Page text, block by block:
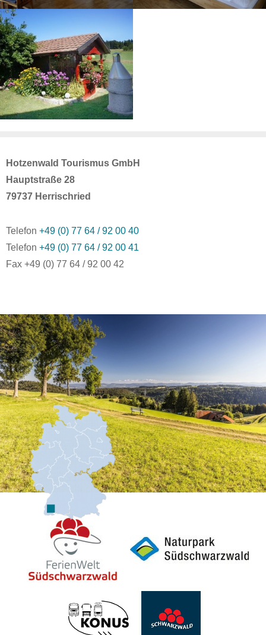
Hotzenwald Tourismus GmbH
Hauptstraße 28
79737 Herrischried
Telefon +49 (0) 77 64 / 92 00 40
Telefon +49 (0) 77 64 / 92 00 41
Fax +49 (0) 77 64 / 92 00 42